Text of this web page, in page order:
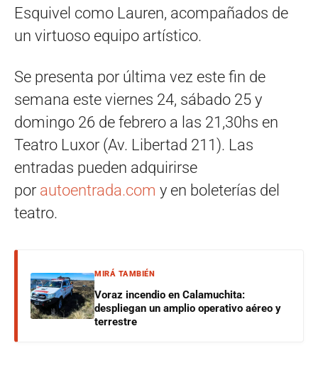
Esquivel como Lauren, acompañados de
un virtuoso equipo artístico.
Se presenta por última vez este fin de
semana este viernes 24, sábado 25 y
domingo 26 de febrero a las 21,30hs en
Teatro Luxor (Av. Libertad 211). Las
entradas pueden adquirirse
por autoentrada.com y en boleterías del
teatro.
MIRÁ TAMBIÉN
Voraz incendio en Calamuchita:
despliegan un amplio operativo aéreo y
terrestre